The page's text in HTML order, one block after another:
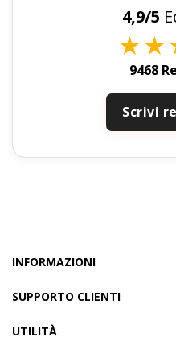
4,9/5
★★
9468
Scrivi
INFORMAZIONI
SUPPORTO CLIENTI
UTILITÀ